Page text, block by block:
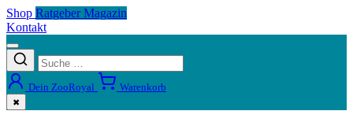
Shop Ratgeber Magazin
Kontakt
Dein ZooRoyal Warenkorb
✖